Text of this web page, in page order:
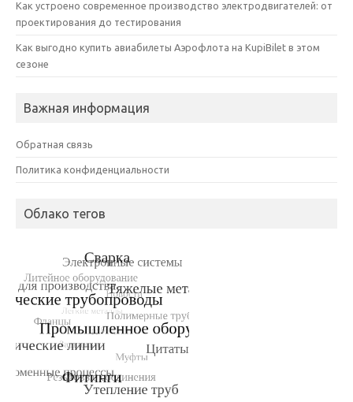
Как устроено современное производство электродвигателей: от
проектирования до тестирования
Как выгодно купить авиабилеты Аэрофлота на KupiBilet в этом
сезоне
Важная информация
Обратная связь
Политика конфиденциальности
Облако тегов